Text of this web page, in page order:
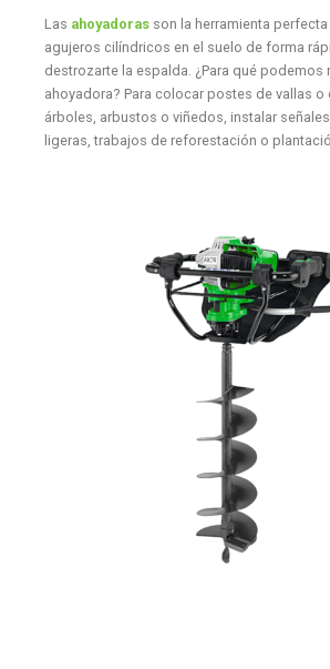
Las ahoyadorasson la herramienta perfecta
agujeros cilíndricos en el suelo de forma
destrozarte la espalda. ¿Para qué podemos
ahoyadora? Para colocar postes de vallas
árboles, arbustos o viñedos, instalar
ligeras, trabajos de reforestación o